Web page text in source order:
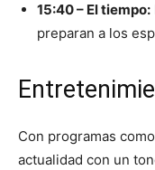
15:40 – El tiempo:
preparan a los
Con programas como
actualidad con un